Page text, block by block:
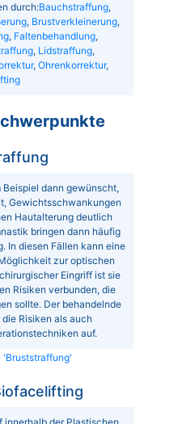
durch:Bauchstraffung,
, Brustverkleinerung,
, Faltenbehandlung,
, Lidstraffung,
, Ohrenkorrektur,
dann gewünscht,
Gewichtsschwankungen
Hautalterung deutlich
bringen dann häufig
In diesen Fällen kann eine
zur optischen
Eingriff ist sie
Risiken verbunden, die
sollte. Der behandelnde
Risiken als auch
auf.
'Bruststraffung'